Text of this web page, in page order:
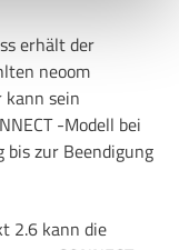
du unsere
AGBs
erhält der
neoom
kann sein
-Modell bei
zur Beendigung
2.6 kann die